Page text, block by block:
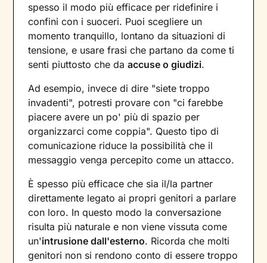
spesso il modo più efficace per ridefinire i
confini con i suoceri. Puoi scegliere un
momento tranquillo, lontano da situazioni di
tensione, e usare frasi che partano da come ti
senti piuttosto che daaccuse o giudizi.
Ad esempio, invece di dire "siete troppo
invadenti", potresti provare con "ci farebbe
piacere avere un po' più di spazio per
organizzarci come coppia". Questo tipo di
comunicazione riduce la possibilità che il
messaggio venga percepito come un attacco.
È spesso più efficace che sia il/la partner
direttamente legato ai propri genitori a parlare
con loro. In questo modo la conversazione
risulta più naturale e non viene vissuta come
un'intrusione dall'esterno. Ricorda che molti
genitori non si rendono conto di essere troppo